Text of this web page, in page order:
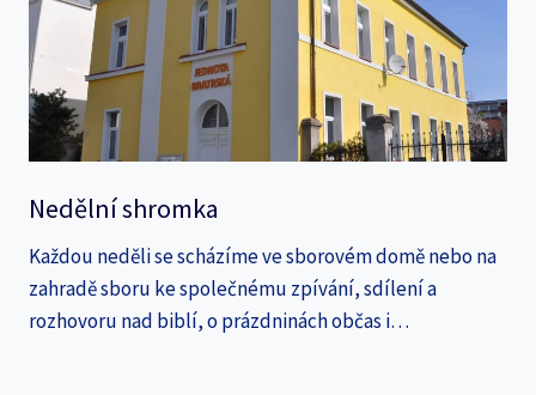
Nedělní shromka
Každou neděli se scházíme ve sborovém domě nebo na
zahradě sboru ke společnému zpívání, sdílení a
rozhovoru nad biblí, o prázdninách občas i…